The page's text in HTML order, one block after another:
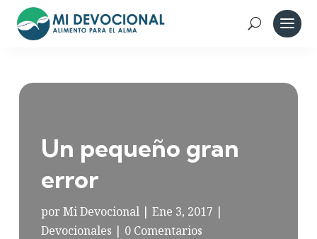
Un pequeño gran
error
porMi Devocional |Ene 3, 2017 |
Devocionales | 0 Comentarios